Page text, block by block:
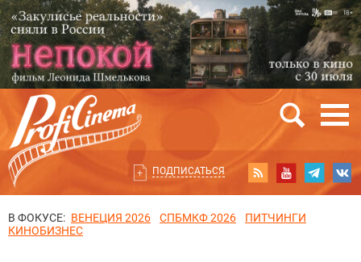
ПОДПИСАТЬСЯ
В ФОКУСЕ: ВЕНЕЦИЯ 2026 СПБМКФ 2026
ПИТЧИНГИ
КИНОБИЗНЕС